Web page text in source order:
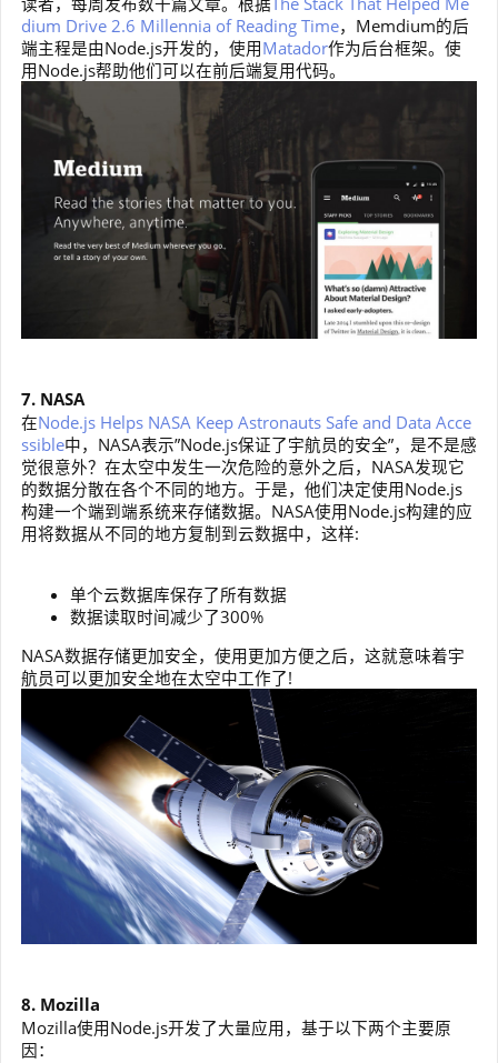
dium Drive 2.6 Millennia of Reading Time，Memdium的后
端主程是由Node.js开发的，使用Matador作为后台框架。使
用Node.js帮助他们可以在前后端复用代码。
7. NASA
在Node.js Helps NASA Keep Astronauts Safe and Data Acce
ssible中，NASA表示”Node.js保证了宇航员的安全”，是不是感
觉很意外？在太空中发生一次危险的意外之后，NASA发现它
的数据分散在各个不同的地方。于是，他们决定使用Node.js
构建一个端到端系统来存储数据。NASA使用Node.js构建的应
用将数据从不同的地方复制到云数据中，这样:
单个云数据库保存了所有数据
数据读取时间减少了300%
NASA数据存储更加安全，使用更加方便之后，这就意味着宇
航员可以更加安全地在太空中工作了!
8. Mozilla
Mozilla使用Node.js开发了大量应用，基于以下两个主要原
因：